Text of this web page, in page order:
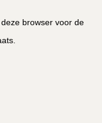
browser voor de